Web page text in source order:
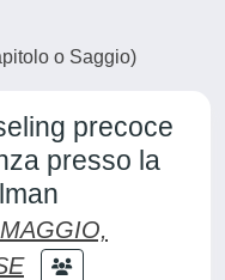
o Saggio)
precoce
presso la